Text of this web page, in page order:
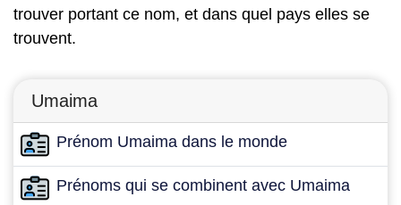
trouver portant ce nom, et dans quel pays elles se
trouvent.
Umaima
Prénom Umaima dans le monde
Prénoms qui se combinent avec Umaima